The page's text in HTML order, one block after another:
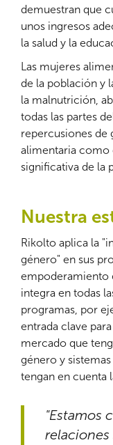
demuestran que
unos ingresos
la salud y la
Las mujeres
de la población y
la malnutrición,
todas las partes
repercusiones de
alimentaria como
significativa de la
Nuestra
Rikolto aplica la
género" en sus
empoderamiento
integra en todas
programas, por
entrada clave
mercado que
género y
tengan en cuenta
"Estamos